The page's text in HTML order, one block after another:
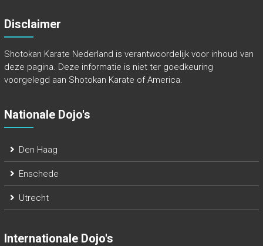
Disclaimer
Shotokan Karate Nederland is verantwoordelijk voor inhoud van
deze pagina. Deze informatie is niet ter goedkeuring
voorgelegd aan Shotokan Karate of America.
Nationale Dojo's
Den Haag
Enschede
Utrecht
Internationale Dojo's